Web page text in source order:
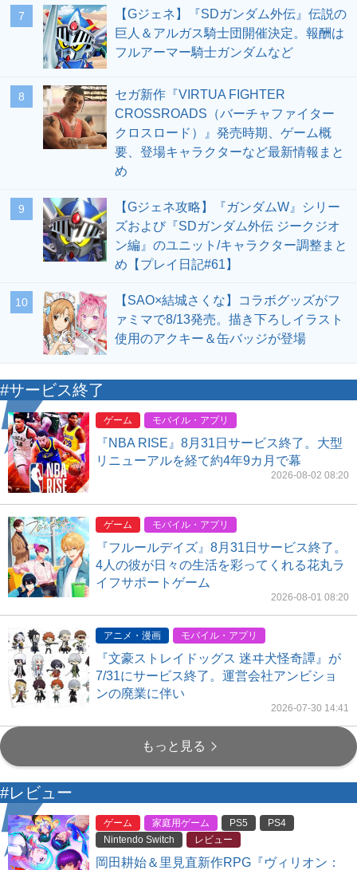
7
【Gジェネ】『SDガンダム外伝』伝説の
巨人＆アルガス騎士団開催決定。報酬は
フルアーマー騎士ガンダムなど
8
セガ新作『VIRTUA FIGHTER
CROSSROADS（バーチャファイター
クロスロード）』発売時期、ゲーム概
要、登場キャラクターなど最新情報まと
め
9
【Gジェネ攻略】『ガンダムW』シリー
ズおよび『SDガンダム外伝 ジークジオ
ン編』のユニット/キャラクター調整まと
め【プレイ日記#61】
10
【SAO×結城さくな】コラボグッズがフ
ァミマで8/13発売。描き下ろしイラスト
使用のアクキー＆缶バッジが登場
#サービス終了
ゲーム モバイル・アプリ
『NBA RISE』8月31日サービス終了。大型
リニューアルを経て約4年9カ月で幕
2026-08-02 08:20
ゲーム モバイル・アプリ
『フルールデイズ』8月31日サービス終了。
4人の彼が日々の生活を彩ってくれる花丸ラ
イフサポートゲーム
2026-08-01 08:20
アニメ・漫画 モバイル・アプリ
『文豪ストレイドッグス 迷ヰ犬怪奇譚』が
7/31にサービス終了。運営会社アンビショ
ンの廃業に伴い
2026-07-30 14:41
もっと見る
#レビュー
ゲーム 家庭用ゲーム PS5
PS4
Nintendo Switch
レビュー
岡田耕始＆里見直新作RPG『ヴィリオン：